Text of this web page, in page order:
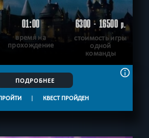
01:00
время на
прохождение
6300 - 16500р.
стоимость игры
одной
команды
ПОДРОБНЕЕ
| КВЕСТ ПРОЙДЕН